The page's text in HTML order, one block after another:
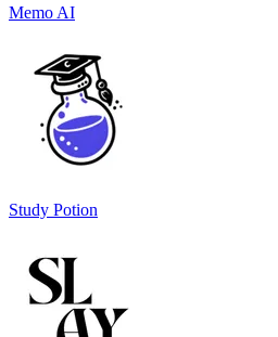
Memo AI
Study Potion